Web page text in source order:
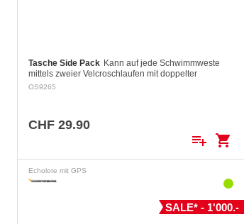
Tasche Side Pack Kann auf jede Schwimmweste
mittels zweier Velcroschlaufen mit doppelter
Sicherheit befestigt werden.
OS9265
CHF 29.90
playlist_add shopping_cart
Echolote mit GPS
SALE* - 1'000.-